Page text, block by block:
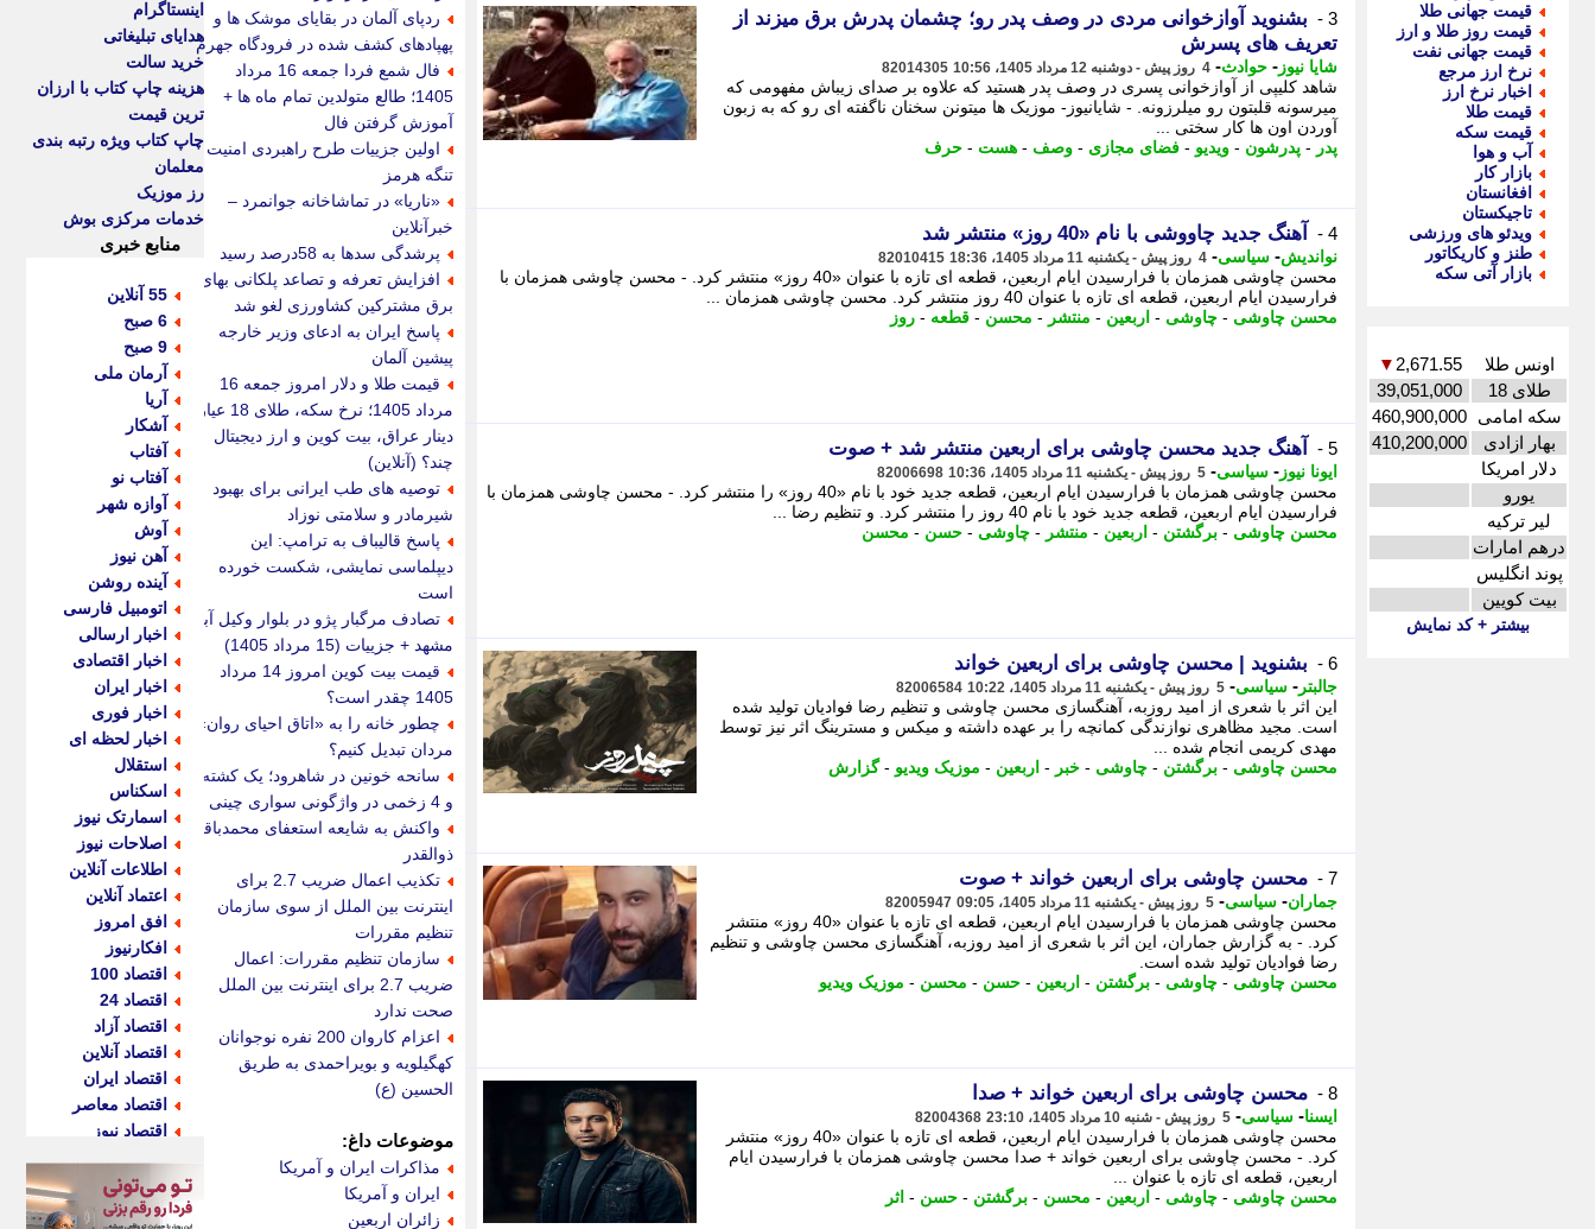
قیمت جهانی طلا
قیمت روز طلا و ارز
قیمت جهانی نفت
نرخ ارز مرجع
اخبار نرخ ارز
قیمت طلا
قیمت سکه
آب و هوا
بازار کار
افغانستان
تاجیکستان
ویدئو های ورزشی
طنز و کاریکاتور
بازار آتی سکه
اونس طلا 2,671.55
▼
طلای 18
39,051,000
سکه امامی 460,900,000
بهار ازادی
410,200,000
دلار امریکا
یورو
لیر ترکیه
درهم امارات
پوند انگلیس
بیت کویین
بیشتر + کد نمایش
3 -
بشنوید آوازخوانی مردی در وصف پدر رو؛ چشمان پدرش برق میزند از
تعریف های پسرش
شایا نیوز - حوادث- 4 روز پیش - دوشنبه 12 مرداد 1405، 10:56 82014305
شاهد کلیپی از آوازخوانی پسری در وصف پدر هستید که علاوه بر صدای زیباش مفهومی که
میرسونه قلبتون رو میلرزونه. - شایانیوز- موزیک ها میتونن سخنان ناگفته ای رو که به زبون
آوردن اون ها کار سختی ...
پدر - پدرشون - ویدیو - فضای مجازی - وصف - هست - حرف
4 - آهنگ جدید چاووشی با نام «40 روز» منتشر شد
نواندیش- سیاسی- 4 روز پیش - یکشنبه 11 مرداد 1405، 18:36 82010415
محسن چاوشی همزمان با فرارسیدن ایام اربعین، قطعه ای تازه با عنوان «40 روز» منتشر کرد. - محسن چاوشی همزمان با
فرارسیدن ایام اربعین، قطعه ای تازه با عنوان 40 روز منتشر کرد. محسن چاوشی همزمان ...
محسن چاوشی - چاوشی - اربعین - منتشر - محسن - قطعه - روز
5 - آهنگ جدید محسن چاوشی برای اربعین منتشر شد + صوت
ایونا نیوز - سیاسی- 5 روز پیش - یکشنبه 11 مرداد 1405، 10:36 82006698
محسن چاوشی همزمان با فرارسیدن ایام اربعین، قطعه جدید خود با نام «40 روز» را منتشر کرد. - محسن چاوشی همزمان با
فرارسیدن ایام اربعین، قطعه جدید خود با نام 40 روز را منتشر کرد. و تنظیم رضا ...
محسن چاوشی - برگشتن - اربعین - منتشر - چاوشی - حسن - محسن
6 - بشنوید | محسن چاوشی برای اربعین خواند
جالبتر - سیاسی- 5 روز پیش - یکشنبه 11 مرداد 1405، 10:22 82006584
این اثر با شعری از امید روزبه، آهنگسازی محسن چاوشی و تنظیم رضا فوادیان تولید شده
است. مجید مظاهری نوازندگی کمانچه را بر عهده داشته و میکس و مسترینگ اثر نیز توسط
مهدی کریمی انجام شده ...
محسن چاوشی - برگشتن - چاوشی - خبر - اربعین - موزیک ویدیو -گزارش
7 - محسن چاوشی برای اربعین خواند + صوت
جماران- سیاسی- 5 روز پیش - یکشنبه 11 مرداد 1405، 09:05 82005947
محسن چاوشی همزمان با فرارسیدن ایام اربعین، قطعه ای تازه با عنوان «40 روز» منتشر
کرد. - به گزارش جماران، این اثر با شعری از امید روزبه، آهنگسازی محسن چاوشی و تنظیم
رضا فوادیان تولید شده است.
محسن چاوشی - چاوشی - برگشتن - اربعین - حسن - محسن - موزیک ویدیو
8 - محسن چاوشی برای اربعین خواند + صدا
ایسنا- سیاسی- 5 روز پیش - شنبه 10 مرداد 1405، 23:10 82004368
محسن چاوشی همزمان با فرارسیدن ایام اربعین، قطعه ای تازه با عنوان «40 روز» منتشر
کرد. - محسن چاوشی برای اربعین خواند + صدا محسن چاوشی همزمان با فرارسیدن ایام
اربعین، قطعه ای تازه با عنوان ...
محسن چاوشی - چاوشی - اربعین - محسن - برگشتن - حسن - اثر
ردپای آلمان در بقایای موشک ها و
پهپادهای کشف شده در فرودگاه جهرم
فال شمع فردا جمعه 16 مرداد
1405؛ طالع متولدین تمام ماه ها +
آموزش گرفتن فال
اولین جزییات طرح راهبردی امنیت
تنگه هرمز
«ناریا» در تماشاخانه جوانمرد –
خبرآنلاین
پرشدگی سدها به 58درصد رسید
افزایش تعرفه و تصاعد پلکانی بهای
برق مشترکین کشاورزی لغو شد
پاسخ ایران به ادعای وزیر خارجه
پیشین آلمان
قیمت طلا و دلار امروز جمعه 16
مرداد 1405؛ نرخ سکه، طلای 18 عیار،
دینار عراق، بیت کوین و ارز دیجیتال
چند؟ (آنلاین)
توصیه های طب ایرانی برای بهبود
شیرمادر و سلامتی نوزاد
پاسخ قالیباف به ترامپ: این
دیپلماسی نمایشی، شکست خورده
است
تصادف مرگبار پژو در بلوار وکیل آباد
مشهد + جزییات (15 مرداد 1405)
قیمت بیت کوین امروز 14 مرداد
1405 چقدر است؟
چطور خانه را به «اتاق احیای روان»
مردان تبدیل کنیم؟
سانحه خونین در شاهرود؛ یک کشته
و 4 زخمی در واژگونی سواری چینی
واکنش به شایعه استعفای محمدباقر
ذوالقدر
تکذیب اعمال ضریب 2.7 برای
اینترنت بین الملل از سوی سازمان
تنظیم مقررات
سازمان تنظیم مقررات: اعمال
ضریب 2.7 برای اینترنت بین الملل
صحت ندارد
اعزام کاروان 200 نفره نوجوانان
کهگیلویه و بویراحمدی به طریق
الحسین (ع)
موضوعات داغ:
مذاکرات ایران و آمریکا
ایران و آمریکا
زائران اربعین
اینستاگرام
هدایای تبلیغاتی
خرید سالت
هزینه چاپ کتاب با ارزان
ترین قیمت
چاپ کتاب ویژه رتبه بندی
معلمان
رز موزیک
خدمات مرکزی بوش
منابع خبری
55 آنلاین
6 صبح
9 صبح
آرمان ملی
آریا
آشکار
آفتاب
آفتاب نو
آوازه شهر
آوش
آهن نیوز
آینده روشن
اتومبیل فارسی
اخبار ارسالی
اخبار اقتصادی
اخبار ایران
اخبار فوری
اخبار لحظه ای
استقلال
اسکناس
اسمارتک نیوز
اصلاحات نیوز
اطلاعات آنلاین
اعتماد آنلاین
افق امروز
افکارنیوز
اقتصاد 100
اقتصاد 24
اقتصاد آزاد
اقتصاد آنلاین
اقتصاد ایران
اقتصاد معاصر
اقتصاد نیوز
اکوفارس
اکونگار